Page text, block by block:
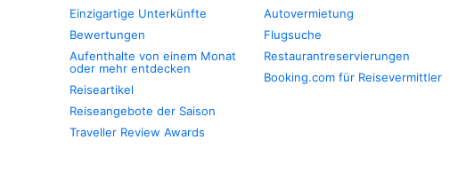
Einzigartige Unterkünfte
Bewertungen
Aufenthalte von einem Monat
oder mehr entdecken
Reiseartikel
Reiseangebote der Saison
Traveller Review Awards
Autovermietung
Flugsuche
Restaurantreservierungen
Booking.com für Reisevermittler